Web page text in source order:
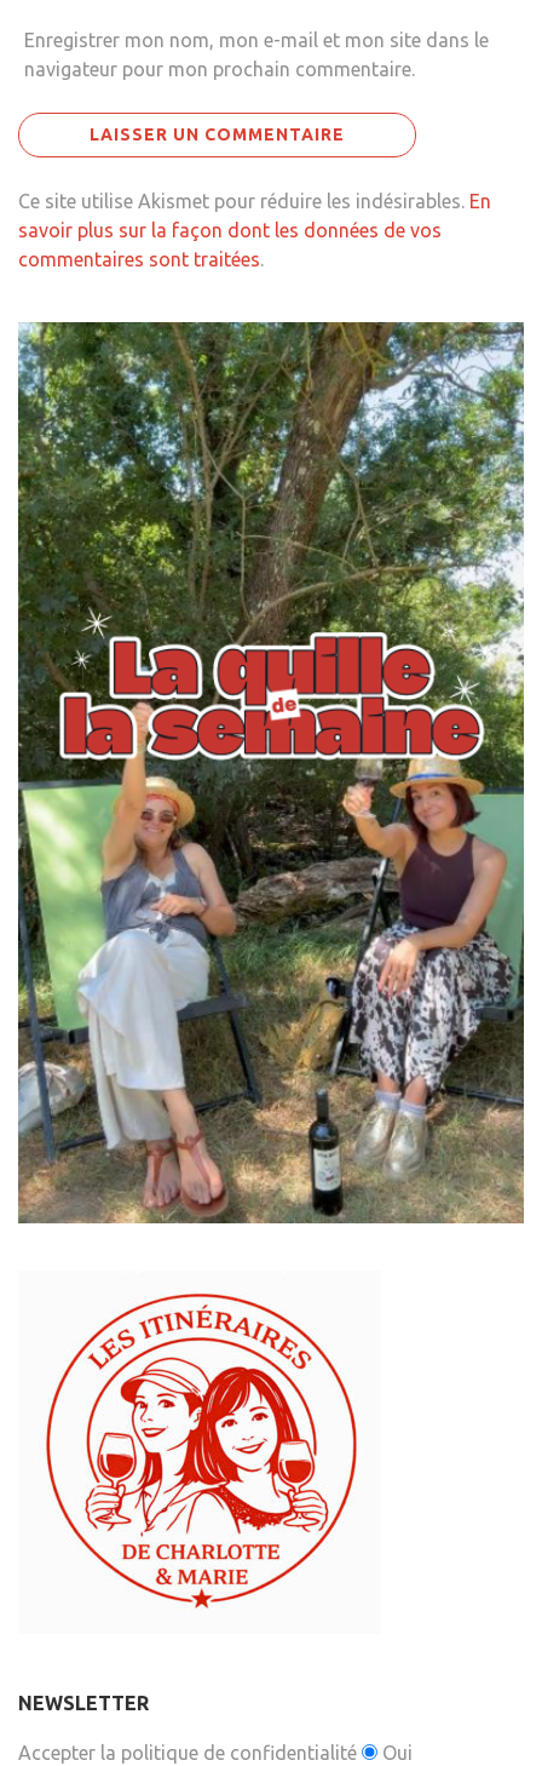
Enregistrer mon nom, mon e-mail et mon site dans le
navigateur pour mon prochain commentaire.
Ce site utilise Akismet pour réduire les indésirables. En
savoir plus sur la façon dont les données de vos
commentaires sont traitées.
NEWSLETTER
Accepter la politique de confidentialité Oui